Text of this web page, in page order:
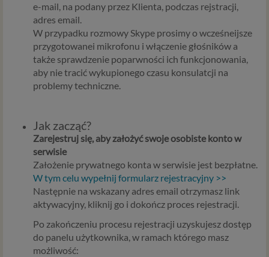
e-mail, na podany przez Klienta, podczas rejstracji,
adres email.
W przypadku rozmowy Skype prosimy o wcześneijsze
przygotowanei mikrofonu i włączenie głośników a
także sprawdzenie poparwności ich funkcjonowania,
aby nie tracić wykupionego czasu konsulatcji na
problemy techniczne.
Jak zacząć?
Zarejestruj się, aby założyć swoje osobiste konto w
serwisie
Założenie prywatnego konta w serwisie jest bezpłatne.
W tym celu wypełnij formularz rejestracyjny >>
Następnie na wskazany adres email otrzymasz link
aktywacyjny, kliknij go i dokończ proces rejestracji.
Po zakończeniu procesu rejestracji uzyskujesz dostęp
do panelu użytkownika, w ramach którego masz
możliwość: